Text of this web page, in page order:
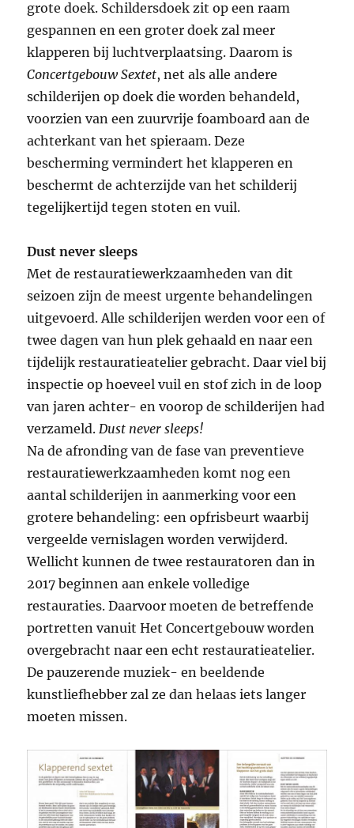
grote doek. Schildersdoek zit op een raam
gespannen en een groter doek zal meer
klapperen bij luchtverplaatsing. Daarom is
Concertgebouw Sextet, net als alle andere
schilderijen op doek die worden behandeld,
voorzien van een zuurvrije foamboard aan de
achterkant van het spieraam. Deze
bescherming vermindert het klapperen en
beschermt de achterzijde van het schilderij
tegelijkertijd tegen stoten en vuil.
Dust never sleeps
Met de restauratiewerkzaamheden van dit
seizoen zijn de meest urgente behandelingen
uitgevoerd. Alle schilderijen werden voor een of
twee dagen van hun plek gehaald en naar een
tijdelijk restauratieatelier gebracht. Daar viel bij
inspectie op hoeveel vuil en stof zich in de loop
van jaren achter- en voorop de schilderijen had
verzameld.Dust never sleeps!
Na de afronding van de fase van preventieve
restauratiewerkzaamheden komt nog een
aantal schilderijen in aanmerking voor een
grotere behandeling: een opfrisbeurt waarbij
vergeelde vernislagen worden verwijderd.
Wellicht kunnen de twee restauratoren dan in
2017 beginnen aan enkele volledige
restauraties. Daarvoor moeten de betreffende
portretten vanuit Het Concertgebouw worden
overgebracht naar een echt restauratieatelier.
De pauzerende muziek- en beeldende
kunstliefhebber zal ze dan helaas iets langer
moeten missen.